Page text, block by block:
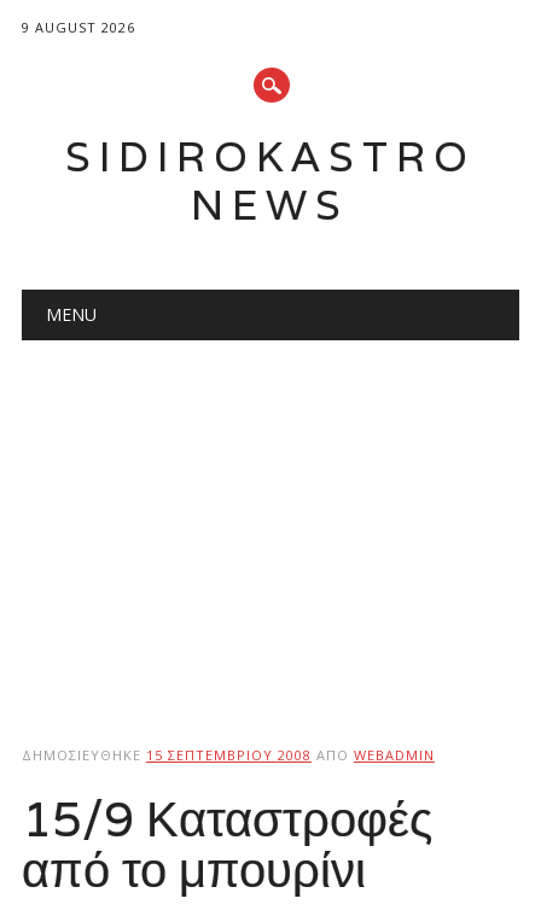
9 AUGUST 2026
SIDIROKASTRO
NEWS
Main menu
MENU
ΔΗΜΟΣΙΕΎΘΗΚΕ 15 ΣΕΠΤΕΜΒΡΊΟΥ 2008 ΑΠΌ WEBADMIN
15/9 Καταστροφές
από το μπουρίνι